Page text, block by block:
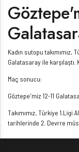
Kadın sutopu takımımız,
Galatasaray ile karşılaştı.
Maç sonucu:
Göztepe'miz 12-11
Takımımız, Türkiye 1.Ligi
tarihlerinde 2. Devrre